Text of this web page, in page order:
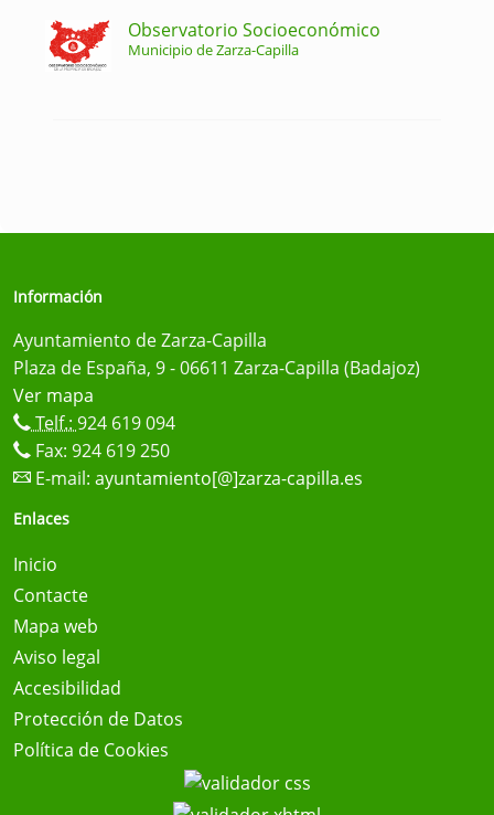
Observatorio Socioeconómico
Municipio de Zarza-Capilla
Información
Ayuntamiento de Zarza-Capilla
Plaza de España, 9 - 06611 Zarza-Capilla (Badajoz)
Ver mapa
Telf.: 924 619 094
Fax: 924 619 250
E-mail: ayuntamiento[@]zarza-capilla.es
Enlaces
Inicio
Contacte
Mapa web
Aviso legal
Accesibilidad
Protección de Datos
Política de Cookies